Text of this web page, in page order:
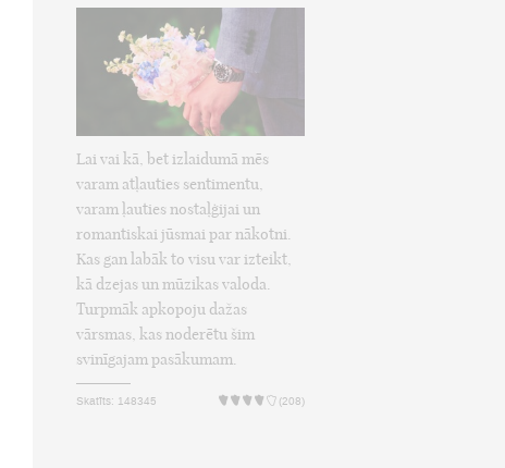
Lai vai kā, bet izlaidumā mēs
varam atļauties sentimentu,
varam ļauties nostaļģijai un
romantiskai jūsmai par nākotni.
Kas gan labāk to visu var izteikt,
kā dzejas un mūzikas valoda.
Turpmāk apkopoju dažas
vārsmas, kas noderētu šim
svinīgajam pasākumam.
Skatīts: 148345 (208)